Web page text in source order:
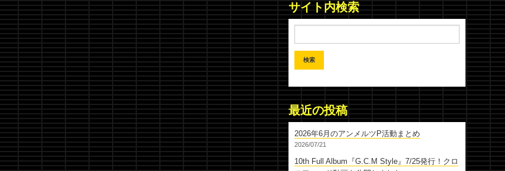
サイト内検索
最近の投稿
2026年6月のアンメルツP活動まとめ
2026/07/21
10th Full Album『G.C.M Style』7/25発行！クロ